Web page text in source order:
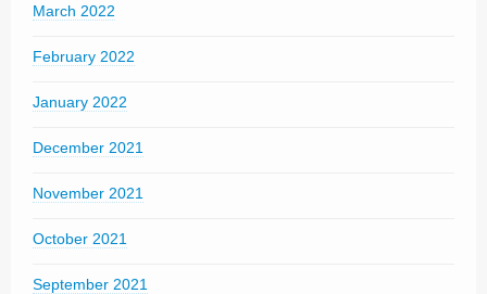
March 2022
February 2022
January 2022
December 2021
November 2021
October 2021
September 2021